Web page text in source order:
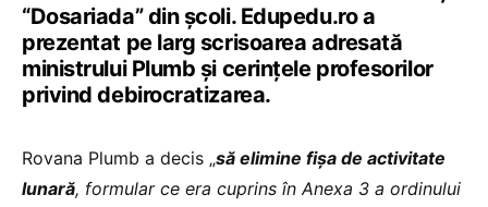
“Dosariada” din școli. Edupedu.ro a
prezentat pe larg scrisoarea adresată
ministrului Plumb și cerințele profesorilor
privind debirocratizarea.
Rovana Plumb a decis „să elimine fișa de activitate
lunară, formular ce era cuprins în Anexa 3 a ordinului